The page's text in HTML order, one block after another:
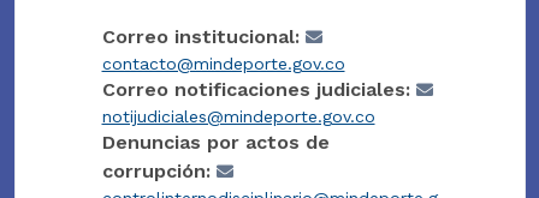
Correo institucional:
contacto@mindeporte.gov.co
Correo notificaciones judiciales:
notijudiciales@mindeporte.gov.co
Denuncias por actos de
corrupción: